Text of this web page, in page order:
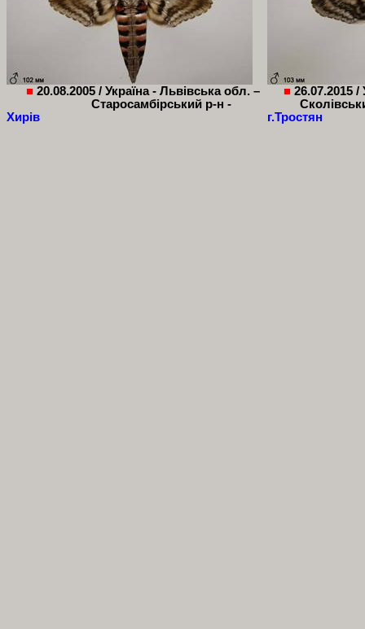
■ 20.08.2005 / Україна - Львівська обл. –
Старосамбірський р-н -
Хирів
■ 26.07.2015 /
г.Тростян